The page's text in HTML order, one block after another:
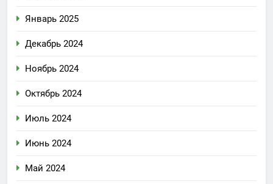
Январь 2025
Декабрь 2024
Ноябрь 2024
Октябрь 2024
Июль 2024
Июнь 2024
Май 2024